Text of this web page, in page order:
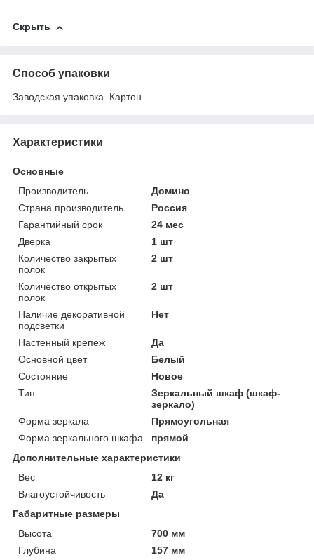
Скрыть
Способ упаковки
Заводская упаковка. Картон.
Характеристики
Основные
Производитель
Домино
Страна производитель
Россия
Гарантийный срок
24 мес
Дверка
1 шт
Количество закрытых
полок
2 шт
Количество открытых
полок
2 шт
Наличие декоративной
подсветки
Нет
Настенный крепеж
Да
Основной цвет
Белый
Состояние
Новое
Тип
Зеркальный шкаф (шкаф-
зеркало)
Форма зеркала
Прямоугольная
Форма зеркального шкафа
прямой
Дополнительные характеристики
Вес
12 кг
Влагоустойчивость
Да
Габаритные размеры
Высота
700 мм
Глубина
157 мм